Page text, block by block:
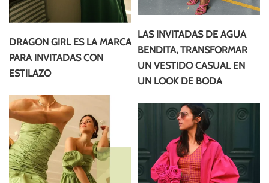
DRAGON GIRL ES LA MARCA
PARA INVITADAS CON
ESTILAZO
LAS INVITADAS DE AGUA
BENDITA, TRANSFORMAR
UN VESTIDO CASUAL EN
UN LOOK DE BODA